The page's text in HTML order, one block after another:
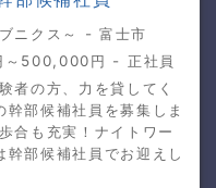
ニクス～ - 富士市
500,000円 - 正社員
者の方、力を貸してく
幹部候補社員を募集しま
合も充実！ナイトワー
幹部候補社員でお迎えし